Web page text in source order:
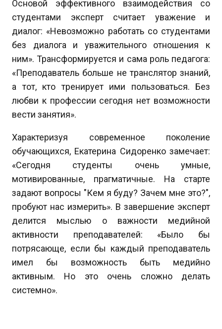
Основой эффективного взаимодействия со
студентами эксперт считает уважение и
диалог: «Невозможно работать со студентами
без диалога и уважительного отношения к
ним». Трансформируется и сама роль педагога:
«Преподаватель больше не транслятор знаний,
а тот, кто тренирует ими пользоваться. Без
любви к профессии сегодня нет возможности
вести занятия».
Характеризуя современное поколение
обучающихся, Екатерина Сидоренко замечает:
«Сегодня студенты очень умные,
мотивированные, прагматичные. На старте
задают вопросы "Кем я буду? Зачем мне это?",
пробуют нас измерить». В завершение эксперт
делится мыслью о важности медийной
активности преподавателей: «Было бы
потрясающе, если бы каждый преподаватель
имел бы возможность быть медийно
активным. Но это очень сложно делать
системно».